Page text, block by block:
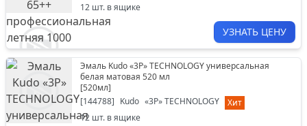
12 шт. в ящике
УЗНАТЬ ЦЕНУ
Эмаль Kudo «3P» TECHNOLOGY универсальная
белая матовая 520 мл
[520мл]
[144788] Kudo «3P» TECHNOLOGY
Хит
12 шт. в ящике